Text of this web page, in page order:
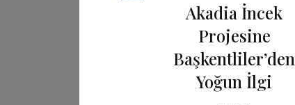
Akadia İncek
Projesine
Başkentliler’den
Yoğun İlgi